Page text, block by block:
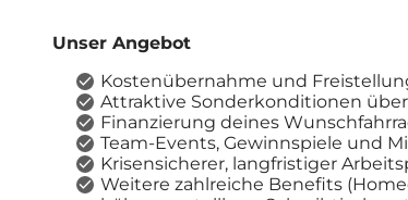
Unser Angebot
Kostenübernahme und
Attraktive Sonderkonditionen
Finanzierung deines
Team-Events, Gewinnspiele und
Krisensicherer, langfristiger
Weitere zahlreiche Benefits